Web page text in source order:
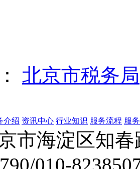
北京市税务局
介绍 资讯中心 行业知识 服务流程 服
市海淀区知
010-